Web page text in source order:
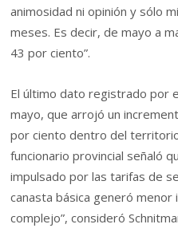
animosidad ni opinión y sólo
meses. Es decir, de mayo a
43 por ciento”.
El último dato registrado por
mayo, que arrojó un
por ciento dentro del
funcionario provincial señaló
impulsado por las tarifas de
canasta básica generó menor
complejo”, consideró